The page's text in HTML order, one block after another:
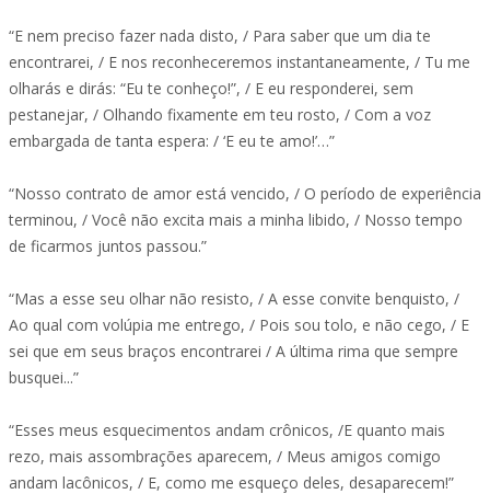
“E nem preciso fazer nada disto, / Para saber que um dia te
encontrarei, / E nos reconheceremos instantaneamente, / Tu me
olharás e dirás: “Eu te conheço!”, / E eu responderei, sem
pestanejar, / Olhando fixamente em teu rosto, / Com a voz
embargada de tanta espera: / ‘E eu te amo!’…”
“Nosso contrato de amor está vencido, / O período de experiência
terminou, / Você não excita mais a minha libido, / Nosso tempo
de ficarmos juntos passou.”
“Mas a esse seu olhar não resisto, / A esse convite benquisto, /
Ao qual com volúpia me entrego, / Pois sou tolo, e não cego, / E
sei que em seus braços encontrarei / A última rima que sempre
busquei...”
“Esses meus esquecimentos andam crônicos, /E quanto mais
rezo, mais assombrações aparecem, / Meus amigos comigo
andam lacônicos, / E, como me esqueço deles, desaparecem!”